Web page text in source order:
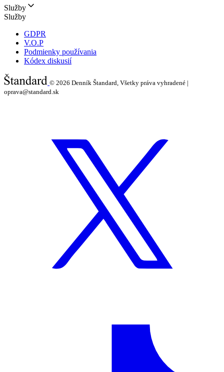
Služby
Služby
GDPR
V.O.P
Podmienky používania
Kódex diskusií
© 2026 Denník Štandard, Všetky práva vyhradené |
oprava@standard.sk